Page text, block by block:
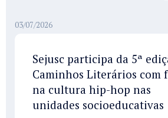
03/07/2026
Sejusc participa da 5ª
Caminhos Literários com
na cultura hip-hop nas
unidades socioeducativas